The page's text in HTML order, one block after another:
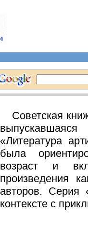
Советская
«Литература
была
возраст и
произведения
авторов. Серия
контексте с